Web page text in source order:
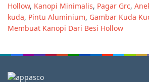
Hollow, Kanopi Minimalis, Pagar Grc,
kuda, Pintu Aluminium, Gambar Kuda
Membuat Kanopi Dari Besi Hollow